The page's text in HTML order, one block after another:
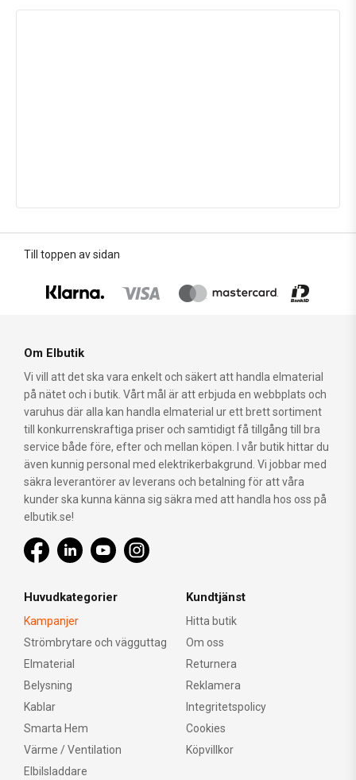
Till toppen av sidan
Om Elbutik
Vi vill att det ska vara enkelt och säkert att handla elmaterial
på nätet och i butik. Vårt mål är att erbjuda en webbplats och
varuhus där alla kan handla elmaterial ur ett brett sortiment
till konkurrenskraftiga priser och samtidigt få tillgång till bra
service både före, efter och mellan köpen. I vår butik hittar du
även kunnig personal med elektrikerbakgrund. Vi jobbar med
säkra leverantörer av leverans och betalning för att våra
kunder ska kunna känna sig säkra med att handla hos oss på
elbutik.se!
Huvudkategorier
Kampanjer
Strömbrytare och vägguttag
Elmaterial
Belysning
Kablar
Smarta Hem
Värme / Ventilation
Elbilsladdare
Kundtjänst
Hitta butik
Om oss
Returnera
Reklamera
Integritetspolicy
Cookies
Köpvillkor